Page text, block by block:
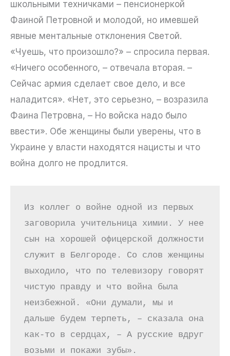
школьными техничками – пенсионеркой
Фаиной Петровной и молодой, но имевшей
явные ментальные отклонения Светой.
«Чуешь, что произошло?» – спросила первая.
«Ничего особенного, – отвечала вторая. –
Сейчас армия сделает свое дело, и все
наладится». «Нет, это серьезно, – возразила
Фаина Петровна, – Но войска надо было
ввести». Обе женщины были уверены, что в
Украине у власти находятся нацисты и что
война долго не продлится.
Из коллег о войне одной из первых
заговорила учительница химии. У нее
сын на хорошей офицерской должности
служит в Белгороде. Со слов женщины
выходило, что по телевизору говорят
чистую правду и что война была
неизбежной. «Они думали, мы и
дальше будем терпеть, – сказала она
как-то в сердцах, – А русские вдруг
возьми и покажи зубы».